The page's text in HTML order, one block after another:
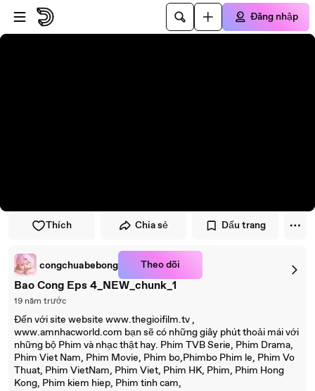
Đi đến trình phát
Đi đến nội dung chính
Đăng nhập
Thích Chia sẻ Dấu trang
congchuabebong Theo dõi
Bao Cong Eps 4_NEW_chunk_1
19 năm trước
Đến với site website www.thegioifilm.tv ,
www.amnhacworld.com bạn sẽ có những giây phút thoải mái với
những bộ Phim và nhạc thật hay. Phim TVB Serie, Phim Drama,
Phim Viet Nam, Phim Movie, Phim bo,Phimbo Phim le, Phim Vo
Thuat, Phim VietNam, Phim Viet, Phim HK, Phim, Phim Hong
Kong, Phim kiem hiep, Phim tinh cam,